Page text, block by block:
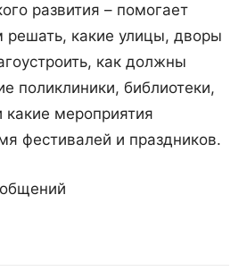
развития – помогает
какие улицы, дворы
как должны
поликлиники, библиотеки,
какие мероприятия
фестивалей и праздников.